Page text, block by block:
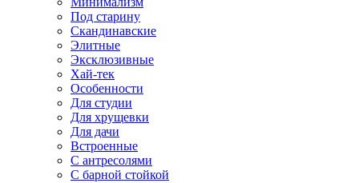
Под старину
Скандинавские
Элитные
Эксклюзивные
Хай-тек
Особенности
Для студии
Для хрущевки
Для дачи
Встроенные
С антресолями
С барной стойкой